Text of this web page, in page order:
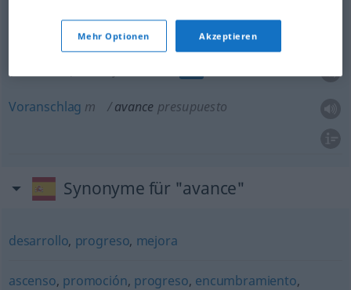
Voranschlag m avance presupuesto
Synonyme für "avance"
desarrollo, progreso, mejora
ascenso, promoción, progreso, encumbramiento,
Mehr Optionen Akzeptieren